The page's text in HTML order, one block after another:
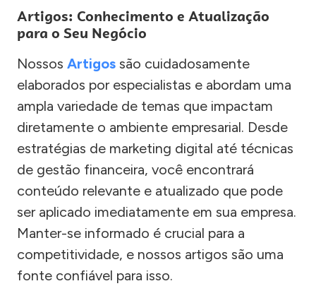
Artigos: Conhecimento e Atualização
para o Seu Negócio
Nossos Artigos são cuidadosamente
elaborados por especialistas e abordam uma
ampla variedade de temas que impactam
diretamente o ambiente empresarial. Desde
estratégias de marketing digital até técnicas
de gestão financeira, você encontrará
conteúdo relevante e atualizado que pode
ser aplicado imediatamente em sua empresa.
Manter-se informado é crucial para a
competitividade, e nossos artigos são uma
fonte confiável para isso.